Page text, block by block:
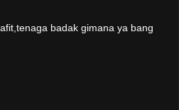
badak gimana ya bang